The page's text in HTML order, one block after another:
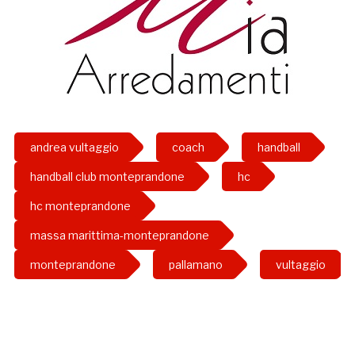
andrea vultaggio coach handball
handball club monteprandone hc
hc monteprandone
massa marittima-monteprandone
monteprandone pallamano vultaggio